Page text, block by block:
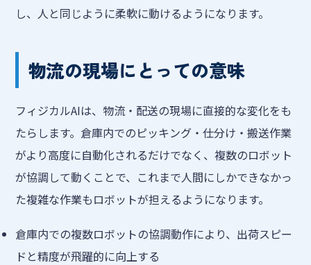
し、人と同じように柔軟に動けるようになります。
物流の現場にとっての意味
フィジカルAIは、物流・配送の現場に直接的な変化をも
たらします。倉庫内でのピッキング・仕分け・搬送作業
がより高度に自動化されるだけでなく、複数のロボット
が協調して動くことで、これまで人間にしかできなかっ
た複雑な作業もロボットが担えるようになります。
倉庫内での複数ロボットの協調動作により、出荷スピー
ドと精度が飛躍的に向上する